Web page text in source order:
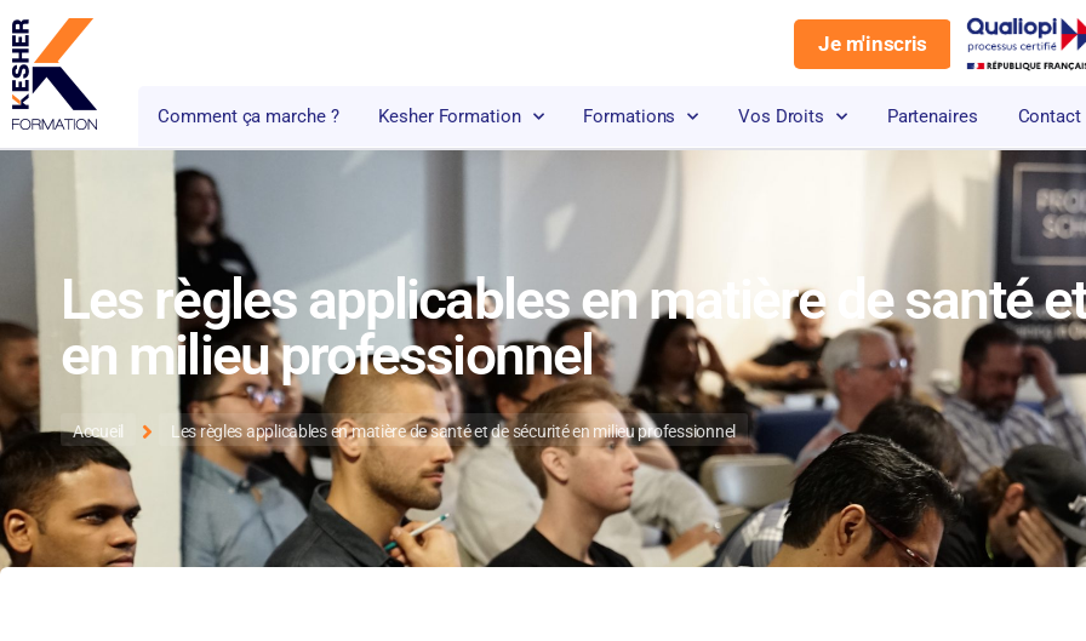
Je m'inscris
Comment ça marche ? Kesher Formation Formations Vos Droits Partenaires Contact
Les règles applicables en matière de santé
en milieu professionnel
Accueil Les règles applicables en matière de santé et de sécurité en milieu professionnel